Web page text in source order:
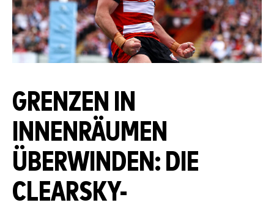
GRENZEN IN
INNENRÄUMEN
ÜBERWINDEN: DIE
CLEARSKY-